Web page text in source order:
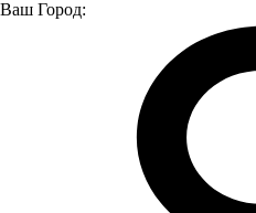
Ваш Город:
Главная страница
Мероприятия